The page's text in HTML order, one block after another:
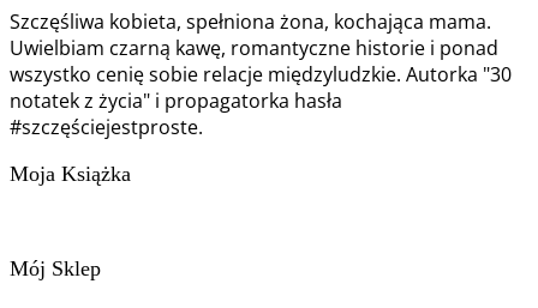
Szczęśliwa kobieta, spełniona żona, kochająca mama.
Uwielbiam czarną kawę, romantyczne historie i ponad
wszystko cenię sobie relacje międzyludzkie. Autorka "30
notatek z życia" i propagatorka hasła
#szczęściejestproste.
Moja Książka
Mój Sklep